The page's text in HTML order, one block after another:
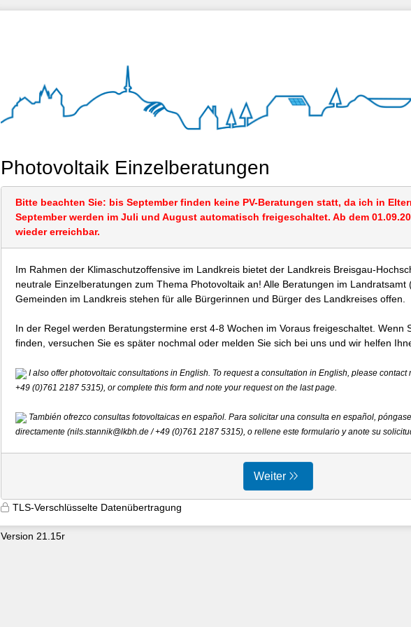
Photovoltaik Einzelberatungen
Bitte beachten Sie: bis September finden keine PV-Beratungen statt, da ich in
September werden im Juli und August automatisch freigeschaltet. Ab dem
wieder erreichbar.
Im Rahmen der Klimaschutzoffensive im Landkreis bietet der Landkreis Breisgau-
neutrale Einzelberatungen zum Thema Photovoltaik an! Alle Beratungen im Landratsamt
Gemeinden im Landkreis stehen für alle Bürgerinnen und Bürger des Landkreises offen.
In der Regel werden Beratungstermine erst 4-8 Wochen im Voraus freigeschaltet. Wenn
finden, versuchen Sie es später nochmal oder melden Sie sich bei uns und wir helfen
I also offer photovoltaic consultations in English. To request a consultation in English, please contact
+49 (0)761 2187 5315), or complete this form and note your request on the last page.
También ofrezco consultas fotovoltaicas en español. Para solicitar una consulta en español,
directamente (nils.stannik@lkbh.de / +49 (0)761 2187 5315), o rellene este formulario y anote su
Weiter
TLS-Verschlüsselte Datenübertragung
Version 21.15r9600